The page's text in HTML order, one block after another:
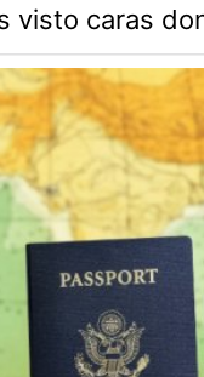
visto caras